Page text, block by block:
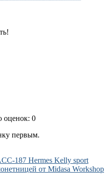
оценок: 0
первым.
187 Hermes Kelly sport
от Midasa Workshop